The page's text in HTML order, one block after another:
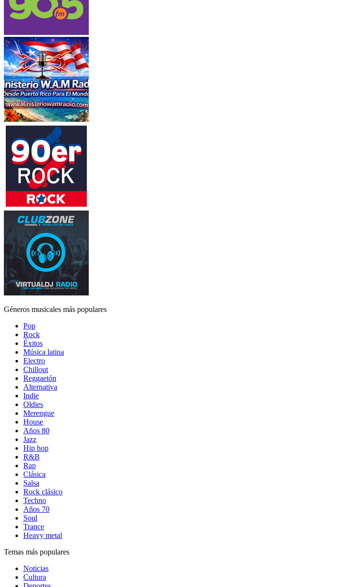
Géneros musicales más populares
Pop
Rock
Éxitos
Música latina
Electro
Chillout
Reggaetón
Alternativa
Indie
Oldies
Merengue
House
Años 80
Jazz
Hip hop
R&B
Rap
Clásica
Salsa
Rock clásico
Techno
Años 70
Soul
Trance
Heavy metal
Temas más populares
Noticias
Cultura